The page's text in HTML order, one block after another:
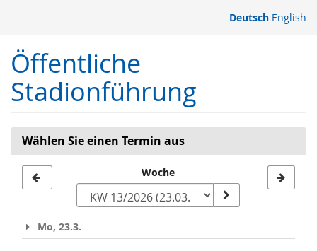
springen
Deutsch English
Öffentliche
Stadionführung
Wählen Sie einen Termin aus
zur
auswählen
Woche
Mo, 23.3.